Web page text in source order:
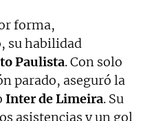
forma,
su habilidad
Paulista. Con solo
parado, aseguró la
Inter de Limeira. Su
asistencias y un gol